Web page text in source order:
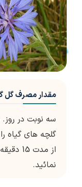
مقدار مصرف گل
گلچه های گیاه
از
نمائید.